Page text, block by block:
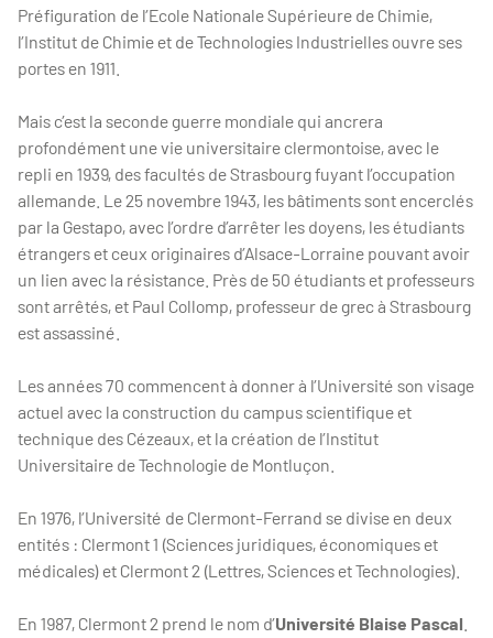
Préfiguration de l’Ecole Nationale Supérieure de Chimie,
l’Institut de Chimie et de Technologies Industrielles ouvre ses
portes en 1911.
Mais c’est la seconde guerre mondiale qui ancrera
profondément une vie universitaire clermontoise, avec le
repli en 1939, des facultés de Strasbourg fuyant l’occupation
allemande. Le 25 novembre 1943, les bâtiments sont encerclés
par la Gestapo, avec l’ordre d’arrêter les doyens, les étudiants
étrangers et ceux originaires d’Alsace-Lorraine pouvant avoir
un lien avec la résistance. Près de 50 étudiants et professeurs
sont arrêtés, et Paul Collomp, professeur de grec à Strasbourg
est assassiné.
Les années 70 commencent à donner à l’Université son visage
actuel avec la construction du campus scientifique et
technique des Cézeaux, et la création de l’Institut
Universitaire de Technologie de Montluçon.
En 1976, l’Université de Clermont-Ferrand se divise en deux
entités : Clermont 1 (Sciences juridiques, économiques et
médicales) et Clermont 2 (Lettres, Sciences et Technologies).
En 1987, Clermont 2 prend le nom d’Université Blaise Pascal